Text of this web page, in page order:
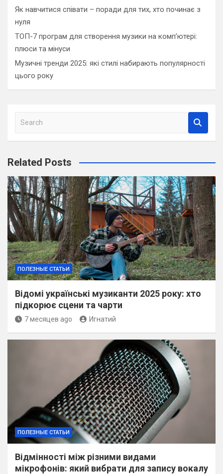
Як навчитися співати – поради для тих, хто починає з
нуля
ТОП-7 програм для створення музики на комп’ютері:
плюси та мінуси
Музичні тренди 2025: які стилі набирають популярності
цього року
a
c
h
Related Posts
ПОЛЕЗНЫЕ СТАТЬИ
Відомі українські музиканти 2025 року: хто
підкорює сцени та чарти
7 месяцев ago Игнатий
ПОЛЕЗНЫЕ СТАТЬИ
Відмінності між різними видами
мікрофонів: який вибрати для запису вокалу